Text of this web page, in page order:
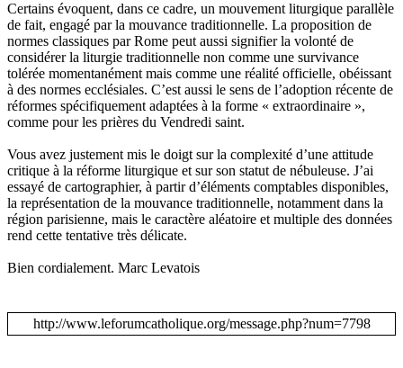
Certains évoquent, dans ce cadre, un mouvement liturgique parallèle
de fait, engagé par la mouvance traditionnelle. La proposition de
normes classiques par Rome peut aussi signifier la volonté de
considérer la liturgie traditionnelle non comme une survivance
tolérée momentanément mais comme une réalité officielle, obéissant
à des normes ecclésiales. C’est aussi le sens de l’adoption récente de
réformes spécifiquement adaptées à la forme « extraordinaire »,
comme pour les prières du Vendredi saint.
Vous avez justement mis le doigt sur la complexité d’une attitude
critique à la réforme liturgique et sur son statut de nébuleuse. J’ai
essayé de cartographier, à partir d’éléments comptables disponibles,
la représentation de la mouvance traditionnelle, notamment dans la
région parisienne, mais le caractère aléatoire et multiple des données
rend cette tentative très délicate.
Bien cordialement. Marc Levatois
http://www.leforumcatholique.org/message.php?num=7798